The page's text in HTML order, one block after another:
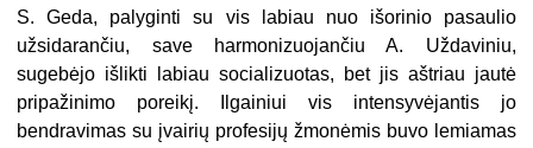
S. Geda, palyginti su vis labiau nuo išorinio pasaulio
užsidarančiu, save harmonizuojančiu A. Uždaviniu,
sugebėjo išlikti labiau socializuotas, bet jis aštriau jautė
pripažinimo poreikį. Ilgainiui vis intensyvėjantis jo
bendravimas su įvairių profesijų žmonėmis buvo lemiamas